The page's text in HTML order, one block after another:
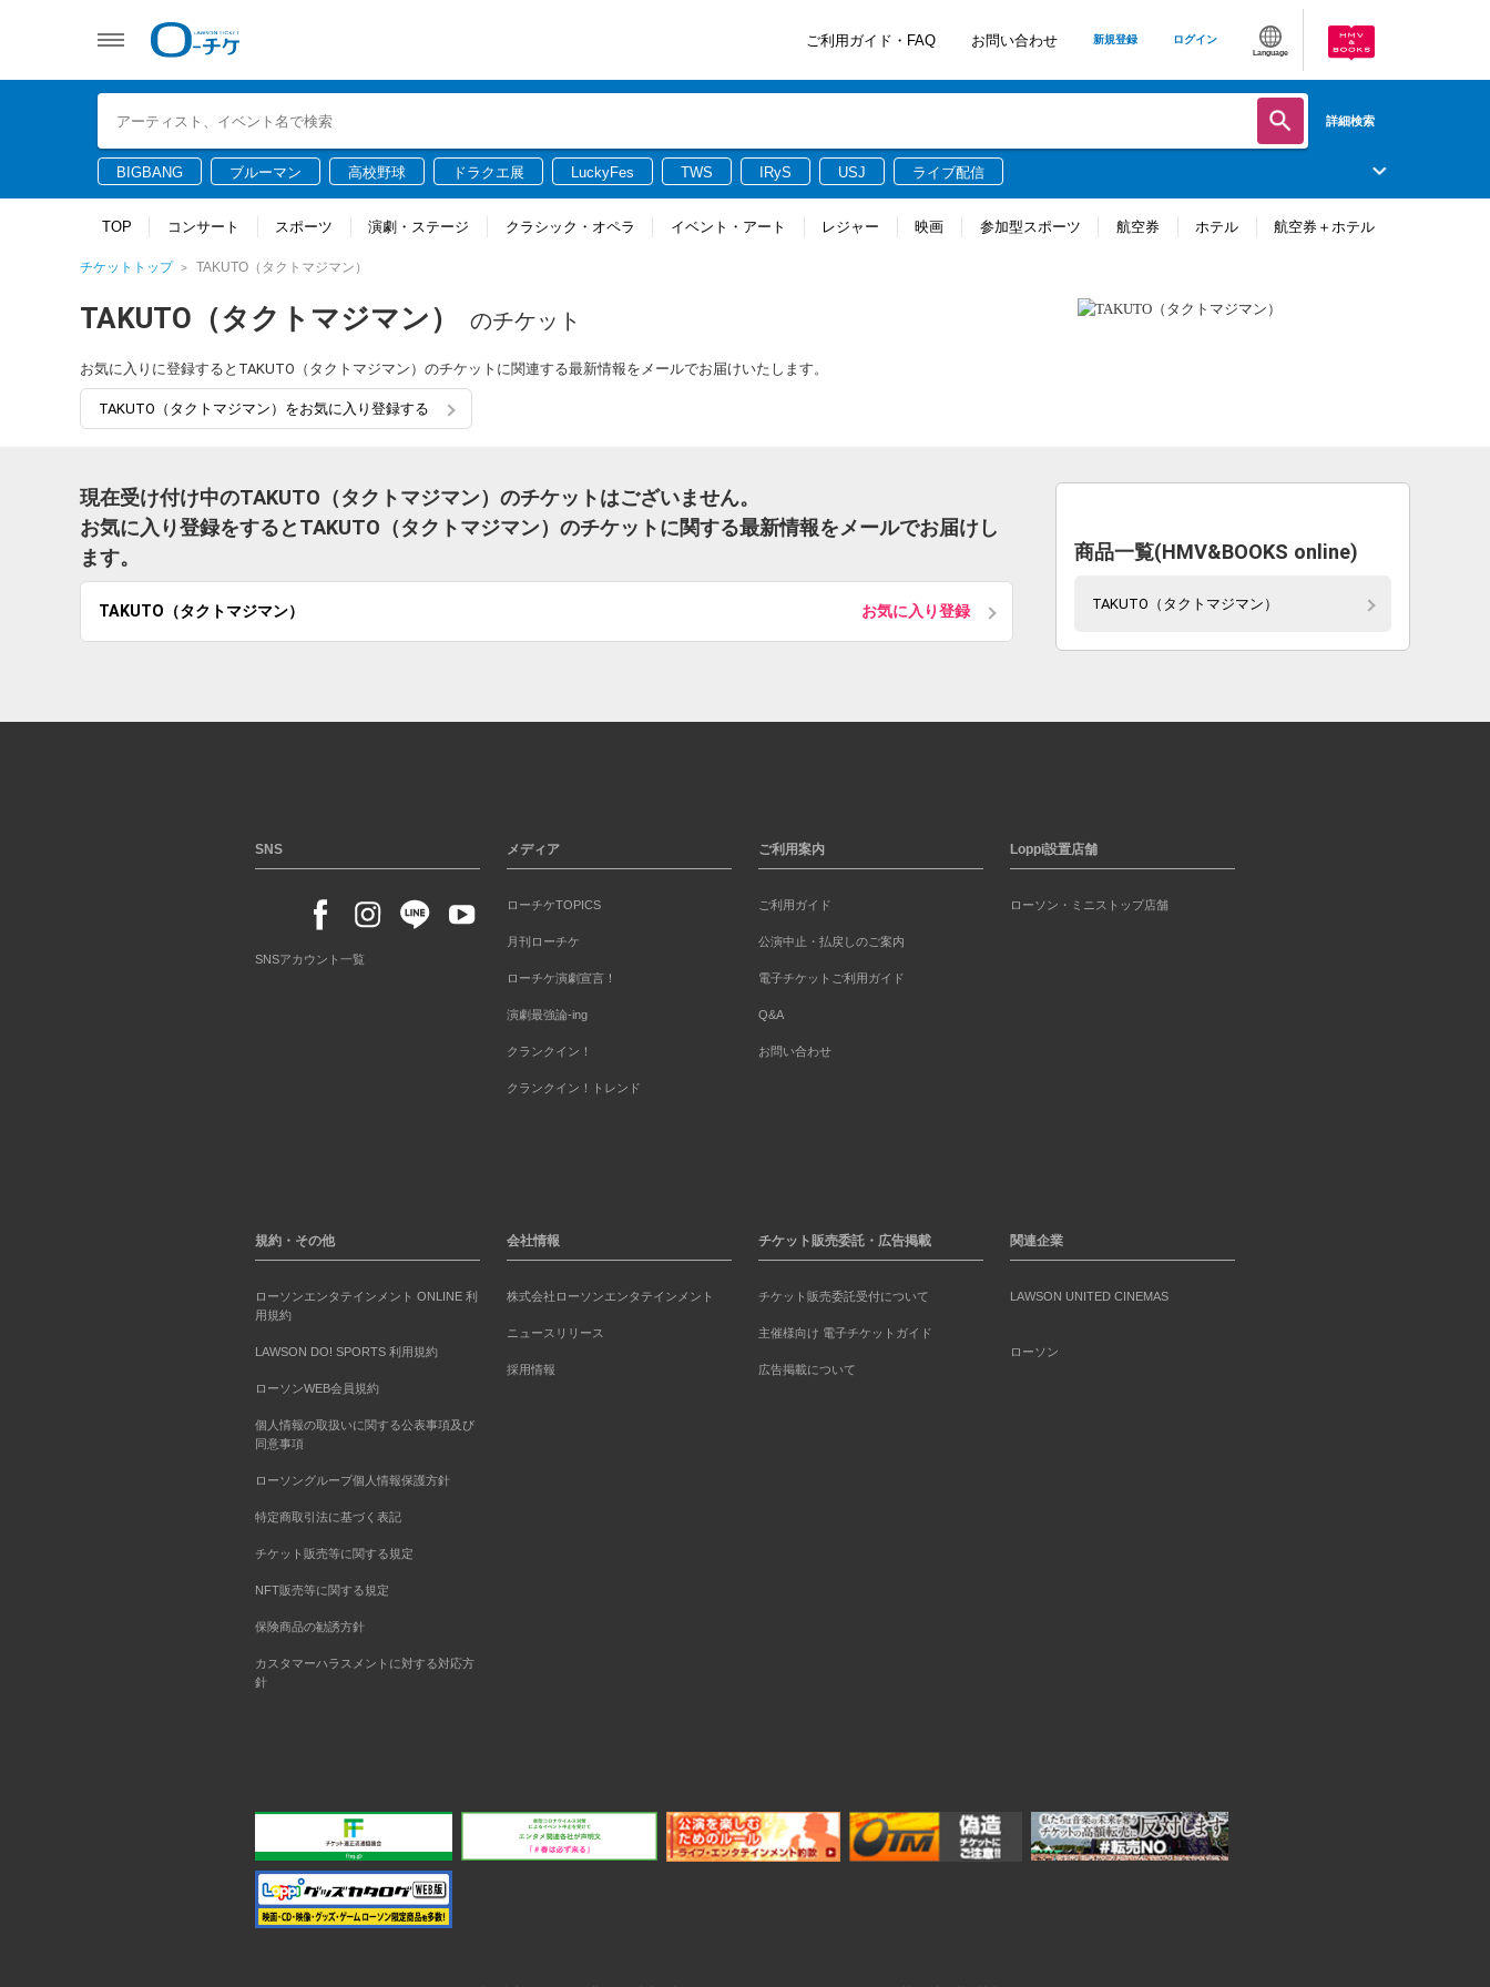
ご利用ガイド・FAQ お問い合わせ 新規登録 ログイン
Language
詳細検索
BIGBANG ブルーマン 高校野球 ドラクエ展 LuckyFes TWS IRyS USJ ライブ配信
TOP コンサート スポーツ 演劇・ステージ クラシック・オペラ イベント・アート レジャー 映画 参加型スポーツ 航空券 ホテル 航空券＋ホテル
チケットトップ TAKUTO（タクトマジマン）
TAKUTO（タクトマジマン） のチケット
お気に入りに登録するとTAKUTO（タクトマジマン）のチケットに関連する最新情報をメールでお届けいたします。
TAKUTO（タクトマジマン）をお気に入り登録する
現在受け付け中のTAKUTO（タクトマジマン）のチケットはございません。
お気に入り登録をするとTAKUTO（タクトマジマン）のチケットに関する最新情報をメールでお届けし
ます。
TAKUTO（タクトマジマン） お気に入り登録
商品一覧(HMV&BOOKS online)
TAKUTO（タクトマジマン）
SNS
SNSアカウント一覧
メディア
ローチケTOPICS
月刊ローチケ
ローチケ演劇宣言！
演劇最強論-ing
クランクイン！
クランクイン！トレンド
ご利用案内
ご利用ガイド
公演中止・払戻しのご案内
電子チケットご利用ガイド
Q&A
お問い合わせ
Loppi設置店舗
ローソン・ミニストップ店舗
規約・その他
ローソンエンタテインメント ONLINE 利
用規約
LAWSON DO! SPORTS 利用規約
ローソンWEB会員規約
個人情報の取扱いに関する公表事項及び
同意事項
ローソングループ個人情報保護方針
特定商取引法に基づく表記
チケット販売等に関する規定
NFT販売等に関する規定
保険商品の勧誘方針
カスタマーハラスメントに対する対応方
針
会社情報
株式会社ローソンエンタテインメント
ニュースリリース
採用情報
チケット販売委託・広告掲載
チケット販売委託受付について
主催様向け 電子チケットガイド
広告掲載について
関連企業
LAWSON UNITED CINEMAS
ローソン